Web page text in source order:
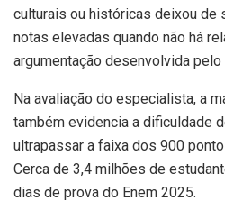
culturais ou históricas deixou de
notas elevadas quando não há
argumentação desenvolvida pelo
Na avaliação do especialista, a
também evidencia a dificuldade
ultrapassar a faixa dos 900
Cerca de 3,4 milhões de
dias de prova do Enem 2025.